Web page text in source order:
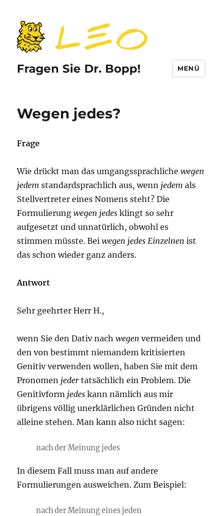
Fragen Sie Dr. Bopp! MENÜ
Wegen jedes?
Frage
Wie drückt man das umgangssprachlichewegen
jedem standardsprachlich aus, wenn jedem als
Stellvertreter eines Nomens steht? Die
Formulierungwegen jedes klingt so sehr
aufgesetzt und unnatürlich, obwohl es
stimmen müsste. Beiwegen jedes Einzelnen ist
das schon wieder ganz anders.
Antwort
Sehr geehrter Herr H.,
wenn Sie den Dativ nachwegen vermeiden und
den von bestimmt niemandem kritisierten
Genitiv verwenden wollen, haben Sie mit dem
Pronomen jeder tatsächlich ein Problem. Die
Genitivform jedes kann nämlich aus mir
übrigens völlig unerklärlichen Gründen nicht
alleine stehen. Man kann also nicht sagen:
nach der Meinung jedes
In diesem Fall muss man auf andere
Formulierungen ausweichen. Zum Beispiel:
nach der Meinung eines jeden